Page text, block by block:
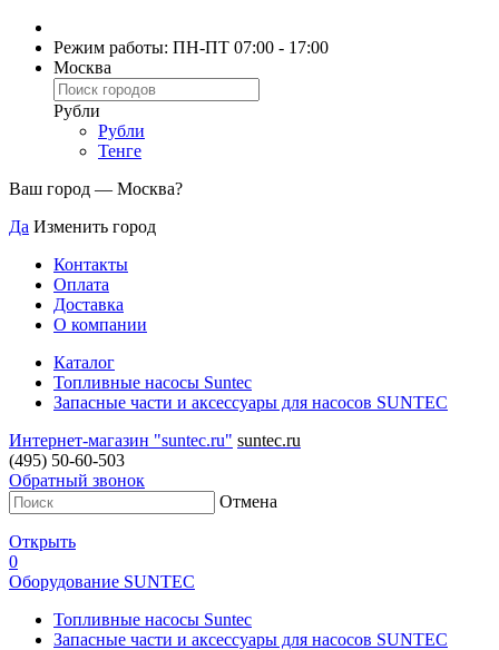
Режим работы: ПН-ПТ 07:00 - 17:00
Москва
Рубли
Рубли
Тенге
Ваш город — Москва?
Да Изменить город
Контакты
Оплата
Доставка
О компании
Каталог
Топливные насосы Suntec
Запасные части и аксессуары для насосов SUNTEC
Интернет-магазин "suntec.ru" suntec.ru
(495) 50-60-503
Обратный звонок
Отмена
Открыть
0
Оборудование SUNTEC
Топливные насосы Suntec
Запасные части и аксессуары для насосов SUNTEC